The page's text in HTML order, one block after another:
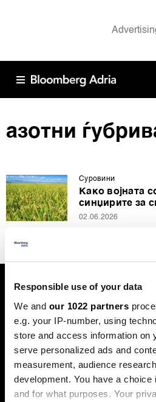
Responsible use of your data
We and our 1022 partners
e.g. your IP-number, using
store and access information on
serve personalized ads and
measurement, audience
development. You have a
and for what purposes. Your
азотни
Суровини
Како војната
синџирите за
02.06.2026